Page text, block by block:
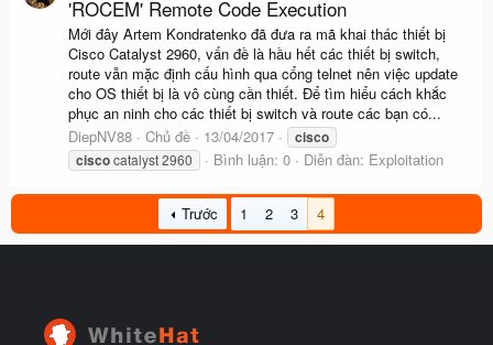
'ROCEM' Remote Code Execution
Mới đây Artem Kondratenko đã đưa ra mã khai thác thiết bị
Cisco Catalyst 2960, vấn đề là hầu hết các thiết bị switch,
route vẫn mặc định cấu hình qua cổng telnet nên việc update
cho OS thiết bị là vô cùng cần thiết. Để tìm hiểu cách khắc
phục an ninh cho các thiết bị switch và route các bạn có...
DiepNV88
Chủ đề 13/04/2017
cisco
ciscocatalyst 2960 Bình luận: 0 Diễn đàn: Exploitation
Trước 1 2 3 4